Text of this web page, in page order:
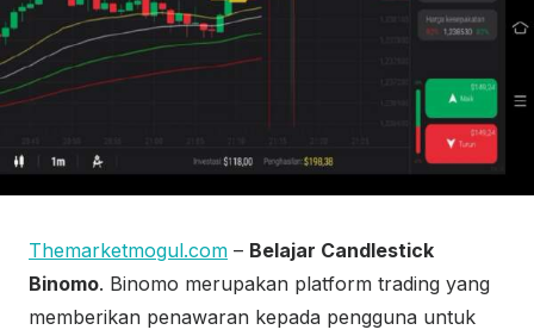
Themarketmogul.com – Belajar Candlestick
Binomo. Binomo merupakan platform trading yang
memberikan penawaran kepada pengguna untuk